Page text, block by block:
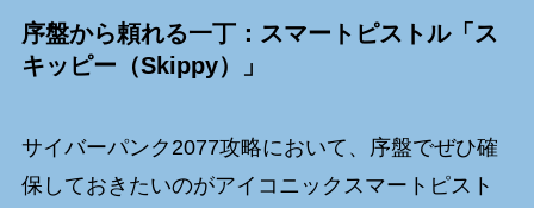
序盤から頼れる一丁：スマートピストル「ス
キッピー（Skippy）」
サイバーパンク2077攻略において、序盤でぜひ確
保しておきたいのがアイコニックスマートピスト